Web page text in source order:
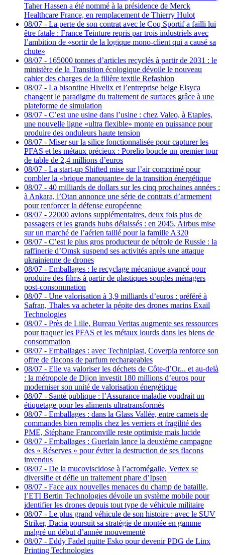
Taher Hassen a été nommé à la présidence de Merck
Healthcare France, en remplacement de Thierry Hulot
08/07 - La perte de son contrat avec le Coq Sportif a failli lui
être fatale : France Teinture repris par trois industriels avec
l’ambition de «sortir de la logique mono-client qui a causé sa
chute»
08/07 - 165000 tonnes d’articles recyclés à partir de 2031 : le
ministère de la Transition écologique dévoile le nouveau
cahier des charges de la filière textile Refashion
08/07 - La bisontine Hivelix et l’entreprise belge Elsyca
changent le paradigme du traitement de surfaces grâce à une
plateforme de simulation
08/07 - C’est une usine dans l’usine : chez Valeo, à Etaples,
une nouvelle ligne «ultra flexible» monte en puissance pour
produire des onduleurs haute tension
08/07 - Miser sur la silice fonctionnalisée pour capturer les
PFAS et les métaux précieux : Porelio boucle un premier tour
de table de 2,4 millions d’euros
08/07 - La start-up Shifted mise sur l’air comprimé pour
combler la «brique manquante» de la transition énergétique
08/07 - 40 milliards de dollars sur les cinq prochaines années :
à Ankara, l’Otan annonce une série de contrats d’armement
pour renforcer la défense européenne
08/07 - 22000 avions supplémentaires, deux fois plus de
passagers et les grands hubs délaissés : en 2045, Airbus mise
sur un marché de l’aérien taillé pour la famille A320
08/07 - C’est le plus gros producteur de pétrole de Russie : la
raffinerie d’Omsk suspend ses activités après une attaque
ukrainienne de drones
08/07 - Emballages : le recyclage mécanique avancé pour
produire des films à partir de plastiques souples ménagers
post-consommation
08/07 - Une valorisation à 3,9 milliards d’euros : préféré à
Safran, Thales va acheter la pépite des drones marins Exail
Technologies
08/07 - Près de Lille, Bureau Veritas augmente ses ressources
pour traquer les PFAS et les métaux lourds dans les biens de
consommation
08/07 - Emballages : avec Techniplast, Coverpla renforce son
offre de flacons de parfum rechargeables
08/07 - Elle va valoriser les déchets de Côte-d’Or... et au-delà
: la métropole de Dijon investit 180 millions d’euros pour
moderniser son unité de valorisation énergétique
08/07 - Santé publique : l’Assurance maladie voudrait un
étiquetage pour les aliments ultratransformés
08/07 - Emballages : dans la Glass Vallée, entre carnets de
commandes bien remplis chez les verriers et fragilité des
PME, Stéphane Franconville reste optimiste mais lucide
08/07 - Emballages : Guerlain lance la deuxième campagne
des « Réserves » pour éviter la destruction de ses flacons
invendus
08/07 - De la mucoviscidose à l’acromégalie, Vertex se
diversifie et défie un traitement phare d’Ipsen
08/07 - Face aux nouvelles menaces du champ de bataille,
l’ETI Bertin Technologies dévoile un système mobile pour
identifier les drones depuis tout type de véhicule militaire
08/07 - Le plus grand véhicule de son histoire : avec le SUV
Striker, Dacia poursuit sa stratégie de montée en gamme
malgré un début d’année mouvementé
08/07 - Eddy Fadel quitte Esko pour devenir PDG de Linx
Printing Technologies